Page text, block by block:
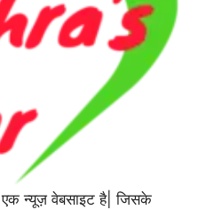
एक न्यूज़ वेबसाइट है| जिसके